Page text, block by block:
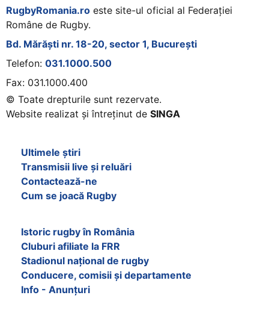
RugbyRomania.ro este site-ul oficial al Federației
Române de Rugby.
Bd. Mărăști nr. 18-20, sector 1, București
Telefon: 031.1000.500
Fax: 031.1000.400
© Toate drepturile sunt rezervate.
Website realizat și întreținut de SINGA
Ultimele știri
Transmisii live și reluări
Contactează-ne
Cum se joacă Rugby
Istoric rugby în România
Cluburi afiliate la FRR
Stadionul național de rugby
Conducere, comisii și departamente
Info - Anunțuri